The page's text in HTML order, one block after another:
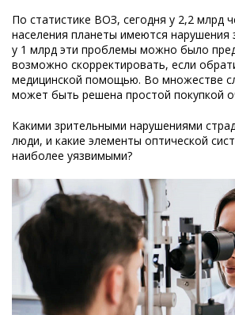
По статистике ВОЗ, сегодня у 2,2 млрд
населения планеты имеются нарушения
у 1 млрд эти проблемы можно было
возможно скорректировать, если
медицинской помощью. Во множестве
может быть решена простой покупкой
Какими зрительными нарушениями
люди, и какие элементы оптической
наиболее уязвимыми?